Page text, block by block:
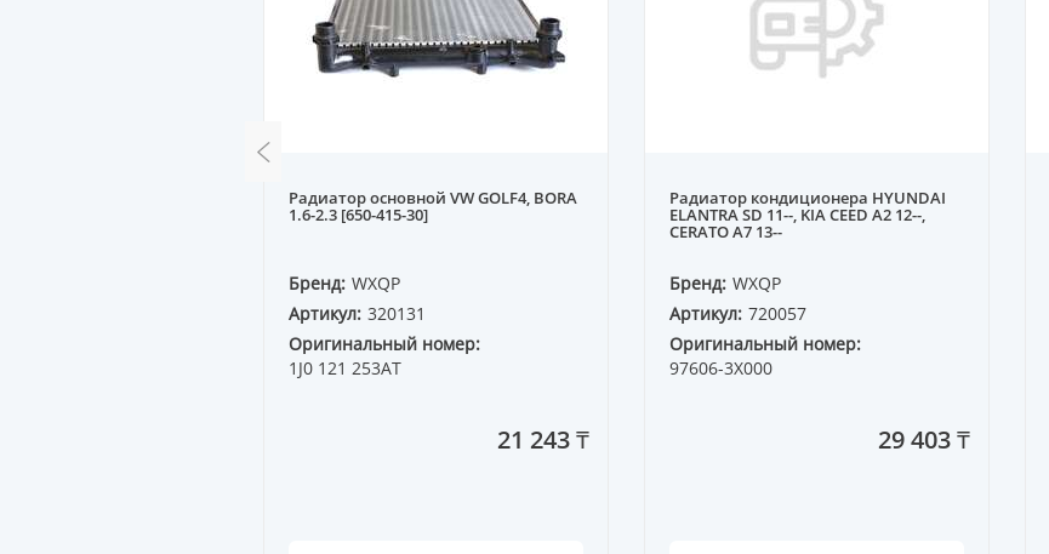
Радиатор основной VW GOLF4, BORA
1.6-2.3 [650-415-30]
Бренд: WXQP
Артикул: 320131
Оригинальный номер:
1J0 121 253AT
21 243 ₸
Радиатор кондиционера HYUNDAI
ELANTRA SD 11--, KIA CEED A2 12--,
CERATO A7 13--
Бренд: WXQP
Артикул: 720057
Оригинальный номер:
97606-3X000
29 403 ₸